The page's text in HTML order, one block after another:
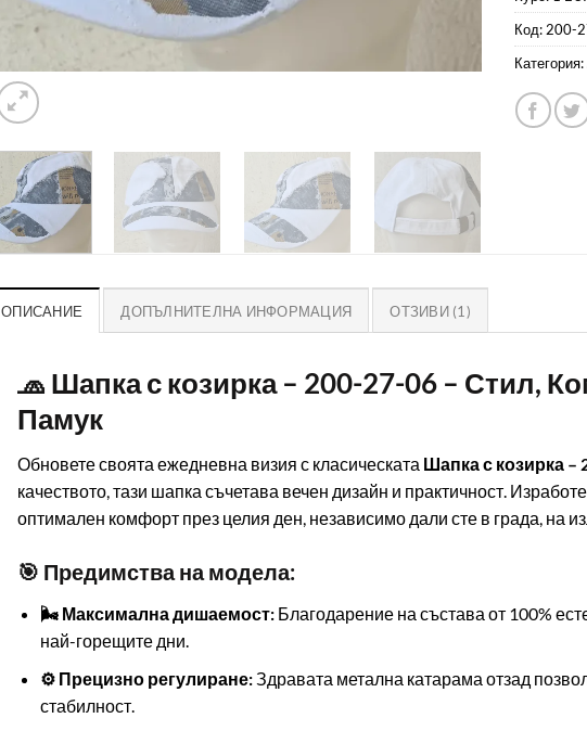
Код: 200-
Категория:
ОПИСАНИЕ ДОПЪЛНИТЕЛНА ИНФОРМАЦИЯ ОТЗИВИ (1)
🧢 Шапка с козирка – 200-27-06 – Стил,
Памук
Обновете своята ежедневна визия с класическата Шапка с козирка –
качеството, тази шапка съчетава вечен дизайн и практичност.
оптимален комфорт през целия ден, независимо дали сте в града, на
🎯 Предимства на модела:
🌬️ Максимална дишаемост:Благодарение на състава от 100%
най-горещите дни.
⚙️ Прецизно регулиране:Здравата метална катарама отзад
стабилност.